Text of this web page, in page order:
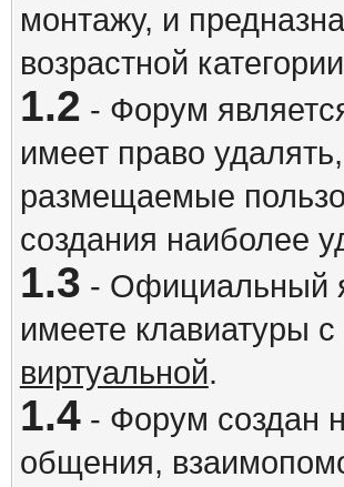
монтажу, и
возрастной
1.2 - Форум
имеет право
размещаемые
создания наиболее
1.3 - Официальный
имеете клавиатуры
виртуальной.
1.4- Форум создан
общения,